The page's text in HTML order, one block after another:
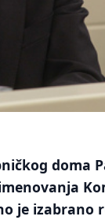
doma
je izabrano